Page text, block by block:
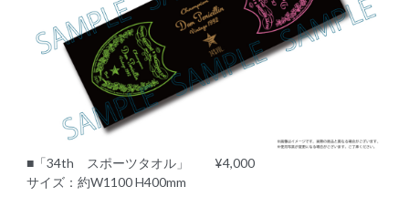
■「34th スポーツタオル」 ¥4,000
サイズ：約W1100 H400mm